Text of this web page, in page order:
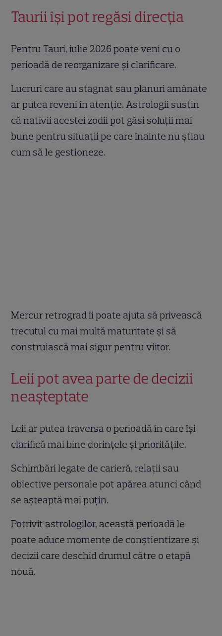
Taurii își pot regăsi direcția
Pentru Tauri, iulie 2026 poate veni cu o
perioadă de reorganizare și clarificare.
Lucruri care au stagnat sau planuri amânate
ar putea reveni în atenție. Astrologii susțin
că nativii acestei zodii pot găsi soluții mai
bune pentru situații pe care înainte nu știau
cum să le gestioneze.
Mercur retrograd îi poate ajuta să privească
trecutul cu mai multă maturitate și să
construiască mai sigur pentru viitor.
Leii pot avea parte de decizii
neașteptate
Leii ar putea traversa o perioadă în care își
clarifică mai bine dorințele și prioritățile.
Schimbări legate de carieră, relații sau
obiective personale pot apărea atunci când
se așteaptă mai puțin.
Potrivit astrologilor, această perioadă le
poate aduce momente de conștientizare și
decizii care deschid drumul către o etapă
nouă.